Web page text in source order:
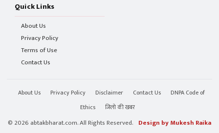
Quick Links
About Us
Privacy Policy
Terms of Use
Contact Us
About Us Privacy Policy Disclaimer Contact Us
DNPA Code of
Ethics
जिलो की खबर
© 2026 abtakbharat.com. All Rights Reserved. Design by Mukesh Raika